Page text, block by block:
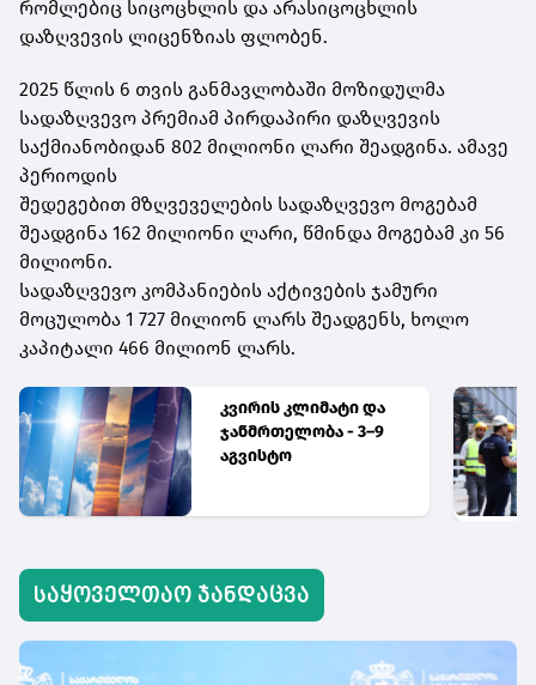
რომლებიც სიცოცხლის და არასიცოცხლის
დაზღვევის ლიცენზიას ფლობენ.
2025 წლის 6 თვის განმავლობაში მოზიდულმა
სადაზღვევო პრემიამ პირდაპირი დაზღვევის
საქმიანობიდან 802 მილიონი ლარი შეადგინა. ამავე
პერიოდის
შედეგებით მზღვეველების სადაზღვევო მოგებამ
შეადგინა 162 მილიონი ლარი, წმინდა მოგებამ კი 56
მილიონი.
სადაზღვევო კომპანიების აქტივების ჯამური
მოცულობა 1 727 მილიონ ლარს შეადგენს, ხოლო
კაპიტალი 466 მილიონ ლარს.
კვირის კლიმატი და
ჯანმრთელობა - 3–9
აგვისტო
საყოველთაო ჯანდაცვა